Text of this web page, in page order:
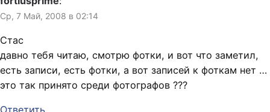
Ср, 7 Май, 2008 в 02:14
Стас
давно тебя читаю, смотрю фотки, и вот что заметил,
есть записи, есть фотки, а вот записей к фоткам нет …
это так принято среди фотографов ???
Ответить